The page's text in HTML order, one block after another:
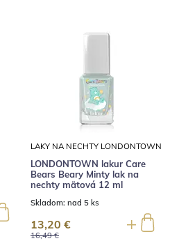
LAKY NA NECHTY LONDONTOWN
LONDONTOWN lakur Care
Bears Beary Minty lak na
nechty mätová 12 ml
Skladom: nad 5 ks
16,49 €
13,20 €